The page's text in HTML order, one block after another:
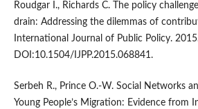
Roudgar I., Richards C. The policy
drain: Addressing the dilemmas of
International Journal of Public Policy.
DOI:10.1504/IJPP.2015.068841.
Serbeh R., Prince O.-W. Social Networks
Young People’s Migration: Evidence from